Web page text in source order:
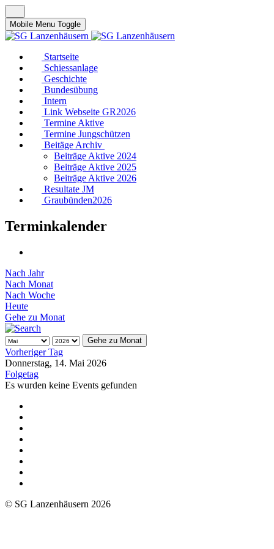
Mobile Menu Toggle
Startseite
Schiessanlage
Geschichte
Bundesübung
Intern
Link Webseite GR2026
Termine Aktive
Termine Jungschützen
Beitäge Archiv
Beiträge Aktive 2024
Beiträge Aktive 2025
Beiträge Aktive 2026
Resultate JM
Graubünden2026
Terminkalender
Nach Jahr
Nach Monat
Nach Woche
Heute
Gehe zu Monat
Gehe zu Monat
Vorheriger Tag
Donnerstag, 14. Mai 2026
Folgetag
Es wurden keine Events gefunden
© SG Lanzenhäusern 2026